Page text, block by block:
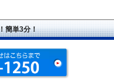
簡単3分！